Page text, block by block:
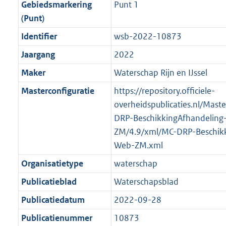
f
o
m
a
a
b
n
f
r
m
a
b
i
n
o
r
m
b
e
i
f
o
r
m
7
o
o
t
t
e
:
2
K
b
o
o
t
e
:
2
K
b
Gebiedsmarkering
(Punt)
Punt 1
Identifier
wsb-2022-10873
Jaargang
2022
Maker
Waterschap Rijn en IJssel
Masterconfiguratie
https://repository.officiele-
overheidspublicaties.nl/
DRP-
ZM/4.9/xml/MC-DRP-
Web-ZM.xml
Organisatietype
waterschap
Publicatieblad
Waterschapsblad
Publicatiedatum
2022-09-28
Publicatienummer
10873